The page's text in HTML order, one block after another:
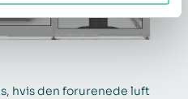
hvis den forurenede luft